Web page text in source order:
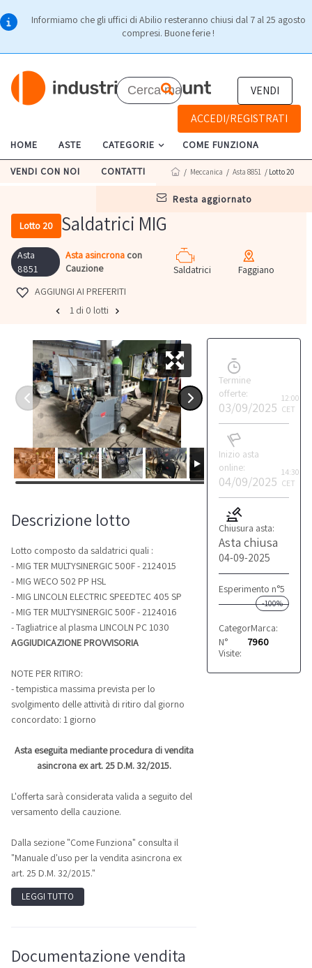
Informiamo che gli uffici di Abilio resteranno chiusi dal 7 al 25 agosto
compresi. Buone ferie !
VENDI
ACCEDI/REGISTRATI
HOME ASTE CATEGORIE COME FUNZIONA
VENDI CON NOI CONTATTI
resta aggiornato
/ Meccanica / Asta 8851 / Lotto 20
Lotto 20 Saldatrici MIG
Asta
8851
Asta asincrona con
Cauzione
Saldatrici
Faggiano
AGGIUNGI AI PREFERITI
1 di 0 lotti
Termine
offerte:
03/09/2025
12:00
CET
Inizio asta
online:
04/09/2025
14:30
CET
Chiusura asta:
Asta chiusa
04-09-2025
Esperimento n°5
-100%
Categoria: Saldatrici
Marca:
N°
Visite:
7960
Descrizione lotto
Lotto composto da saldatrici quali :
- MIG TER MULTYSINERGIC 500F - 2124015
- MIG WECO 502 PP HSL
- MIG LINCOLN ELECTRIC SPEEDTEC 405 SP
- MIG TER MULTYSINERGIC 500F - 2124016
- Tagliatrice al plasma LINCOLN PC 1030
AGGIUDICAZIONE PROVVISORIA
NOTE PER RITIRO:
- tempistica massima prevista per lo
svolgimento delle attività di ritiro dal giorno
concordato: 1 giorno
Asta eseguita mediante procedura di vendita
asincrona ex art. 25 D.M. 32/2015.
L'offerta sarà considerata valida a seguito del
versamento della cauzione.
Dalla sezione "Come Funziona" consulta il
"Manuale d'uso per la vendita asincrona ex
art. 25 D.M. 32/2015."
LEGGI TUTTO
Documentazione vendita